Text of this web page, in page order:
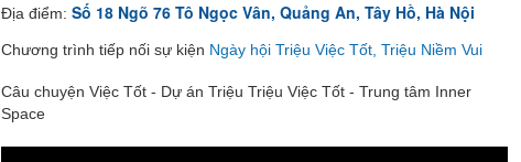
Địa điểm: Số 18 Ngõ 76 Tô Ngọc Vân, Quảng An, Tây Hồ, Hà Nội
Chương trình tiếp nối sự kiện Ngày hội Triệu Việc Tốt, Triệu Niềm Vui
Câu chuyện Việc Tốt - Dự án Triệu Triệu Việc Tốt - Trung tâm Inner
Space